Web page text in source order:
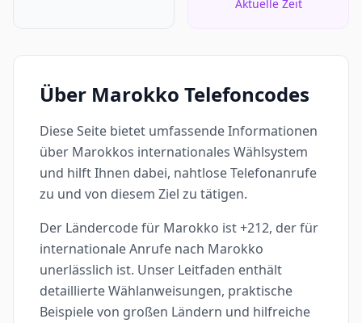
Aktuelle Zeit
Über Marokko Telefoncodes
Diese Seite bietet umfassende Informationen
über Marokkos internationales Wählsystem
und hilft Ihnen dabei, nahtlose Telefonanrufe
zu und von diesem Ziel zu tätigen.
Der Ländercode für Marokko ist +212, der für
internationale Anrufe nach Marokko
unerlässlich ist. Unser Leitfaden enthält
detaillierte Wählanweisungen, praktische
Beispiele von großen Ländern und hilfreiche